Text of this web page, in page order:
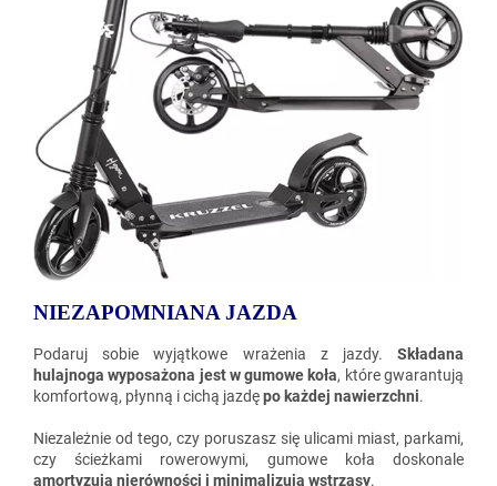
NIEZAPOMNIANA JAZDA
Podaruj sobie wyjątkowe wrażenia z jazdy. Składana
hulajnoga wyposażona jest w gumowe koła, które gwarantują
komfortową, płynną i cichą jazdępo każdej nawierzchni.
Niezależnie od tego, czy poruszasz się ulicami miast, parkami,
czy ścieżkami rowerowymi, gumowe koła doskonale
amortyzują nierówności i minimalizują wstrząsy.